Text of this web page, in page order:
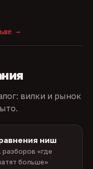
→
вилки и рынок
ниш
разборов «где
больше»